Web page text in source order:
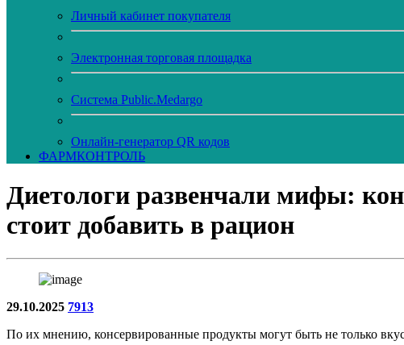
Личный кабинет покупателя
Электронная торговая площадка
Система Public.Medargo
Онлайн-генератор QR кодов
ФАРМКОНТРОЛЬ
Диетологи развенчали мифы:
стоит добавить в рацион
29.10.2025 7913
По их мнению, консервированные продукты могут быть не только